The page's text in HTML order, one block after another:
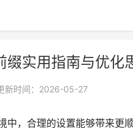
缀实用指南与优化
新时间：2026-05-27
中，合理的设置能够带来更